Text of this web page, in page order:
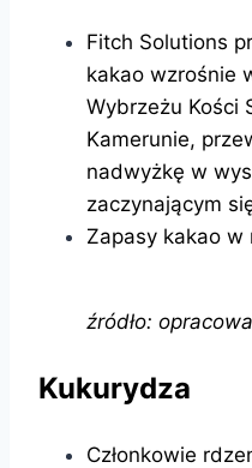
Fitch Solutions
kakao wzrośnie
Wybrzeżu Kości
Kamerunie,
nadwyżkę w
zaczynającym
Zapasy kakao w
źródło:
Kukurydza
Członkowie